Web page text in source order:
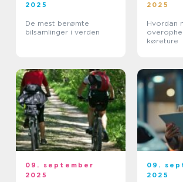
2025
De mest berømte
bilsamlinger i verden
2025
Hvordan
køreture
09. september
2025
09.
2025